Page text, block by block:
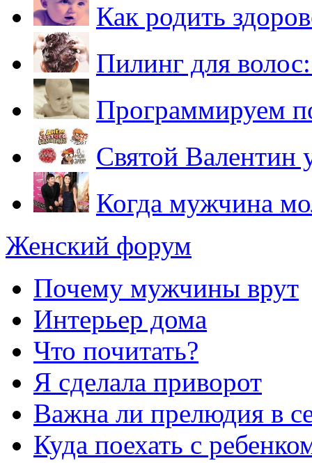
Как родить
Пилинг для
Программируем
Святой Валентин
Когда мужчина
Женский форум
Почему мужчины врут
Интерьер дома
Что почитать?
Я сделала приворот
Важна ли прелюдия в
Куда поехать с